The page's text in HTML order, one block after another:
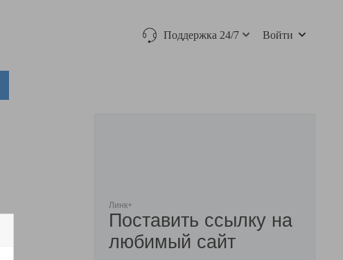
Поддержка 24/7 Войти
Линк+
Поставить ссылку на
любимый сайт